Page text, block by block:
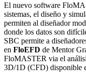
El nuevo software
sistemas, el diseño y
permiten al diseñador
donde los datos son
SBC permite a
en FloEFD de Mentor
FloMASTER via el
3D/1D (CFD) disponible